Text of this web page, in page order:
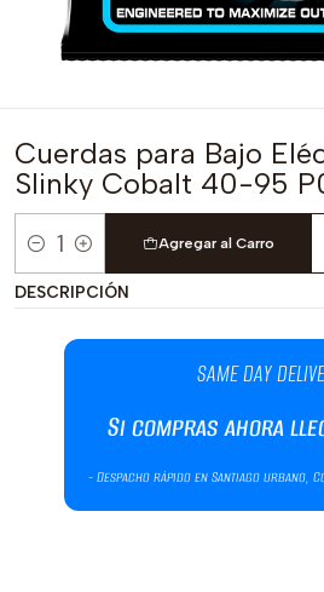
Cuerdas para Bajo
Slinky Cobalt 40-95
Cantidad
Agregar al Carro
DESCRIPCIÓN